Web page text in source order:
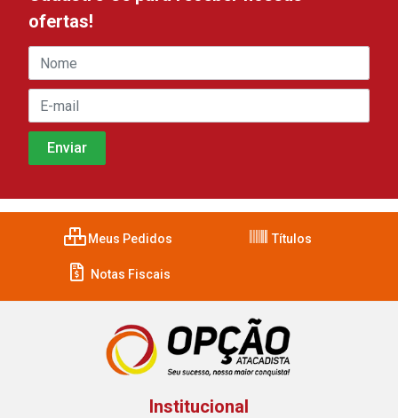
ofertas!
Meus Pedidos Títulos
Notas Fiscais
Institucional